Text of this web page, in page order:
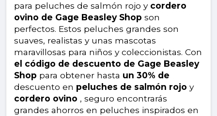
para peluches de salmón rojo y cordero
ovino de Gage Beasley Shop son
perfectos. Estos peluches grandes son
suaves, realistas y unas mascotas
maravillosas para niños y coleccionistas. Con
el código de descuento de Gage Beasley
Shop para obtener hasta un 30% de
descuento en peluches de salmón rojo y
cordero ovino , seguro encontrarás
grandes ahorros en peluches inspirados en